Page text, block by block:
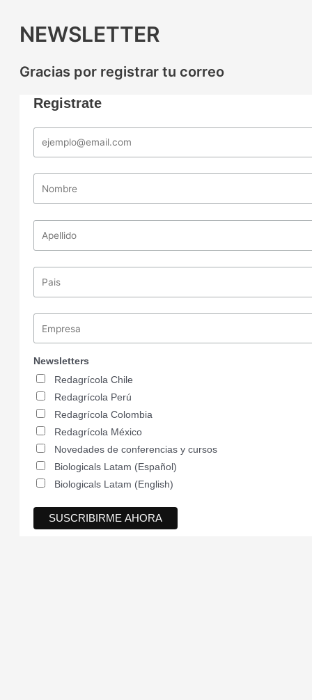
NEWSLETTER
Gracias por registrar tu correo
Registrate
Newsletters
Redagrícola Chile
Redagrícola Perú
Redagrícola Colombia
Redagrícola México
Novedades de conferencias y cursos
Biologicals Latam (Español)
Biologicals Latam (English)